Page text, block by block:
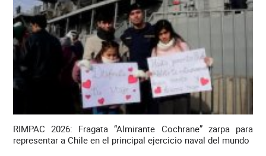
RIMPAC 2026: Fragata “Almirante Cochrane” zarpa para
representar a Chile en el principal ejercicio naval del mundo